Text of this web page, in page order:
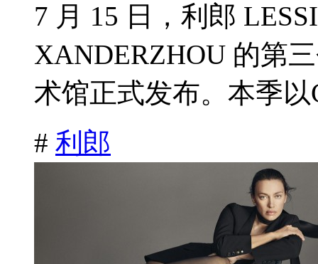
7 月 15 日，利郎
XANDERZHOU 的第
术馆正式发布。本季以
# 利郎